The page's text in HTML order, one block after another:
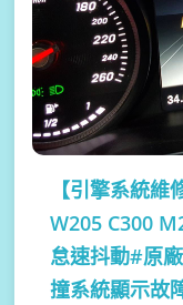
【引擎系統維
W205 C300
怠速抖動#原
撞系統顯示故